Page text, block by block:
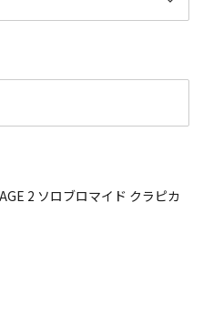
2 ソロブロマイド クラピカ